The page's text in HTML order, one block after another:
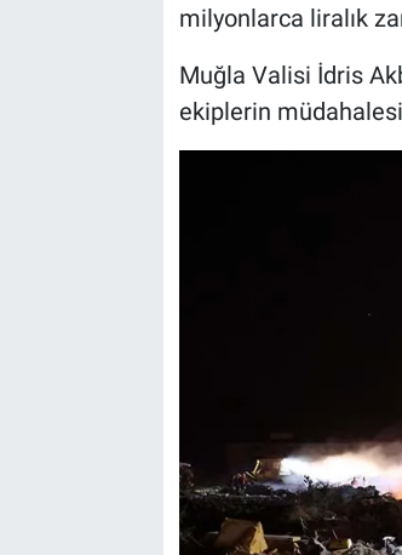
milyonlarca liralık
Muğla Valisi İdris
ekiplerin